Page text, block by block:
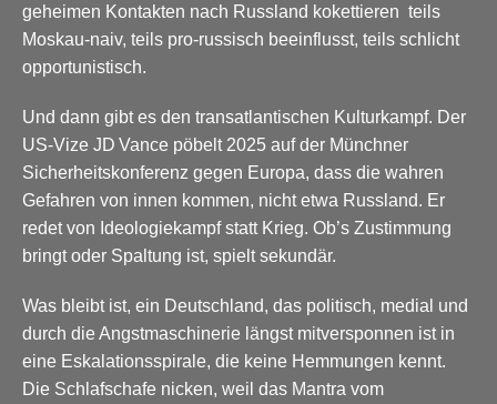
geheimen Kontakten nach Russland kokettieren teils
Moskau-naiv, teils pro-russisch beeinflusst, teils schlicht
opportunistisch.
Und dann gibt es den transatlantischen Kulturkampf. Der
US-Vize JD Vance pöbelt 2025 auf der Münchner
Sicherheitskonferenz gegen Europa, dass die wahren
Gefahren von innen kommen, nicht etwa Russland. Er
redet von Ideologiekampf statt Krieg. Ob’s Zustimmung
bringt oder Spaltung ist, spielt sekundär.
Was bleibt ist, ein Deutschland, das politisch, medial und
durch die Angstmaschinerie längst mitversponnen ist in
eine Eskalationsspirale, die keine Hemmungen kennt.
Die Schlafschafe nicken, weil das Mantra vom